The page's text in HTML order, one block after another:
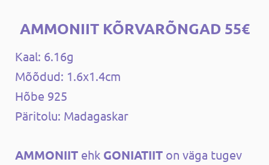
AMMONIIT KÕRVARÕNGAD 55€
Kaal: 6.16g
Mõõdud: 1.6x1.4cm
Hõbe 925
Päritolu: Madagaskar
AMMONIIT ehk GONIATIIT on väga tugev